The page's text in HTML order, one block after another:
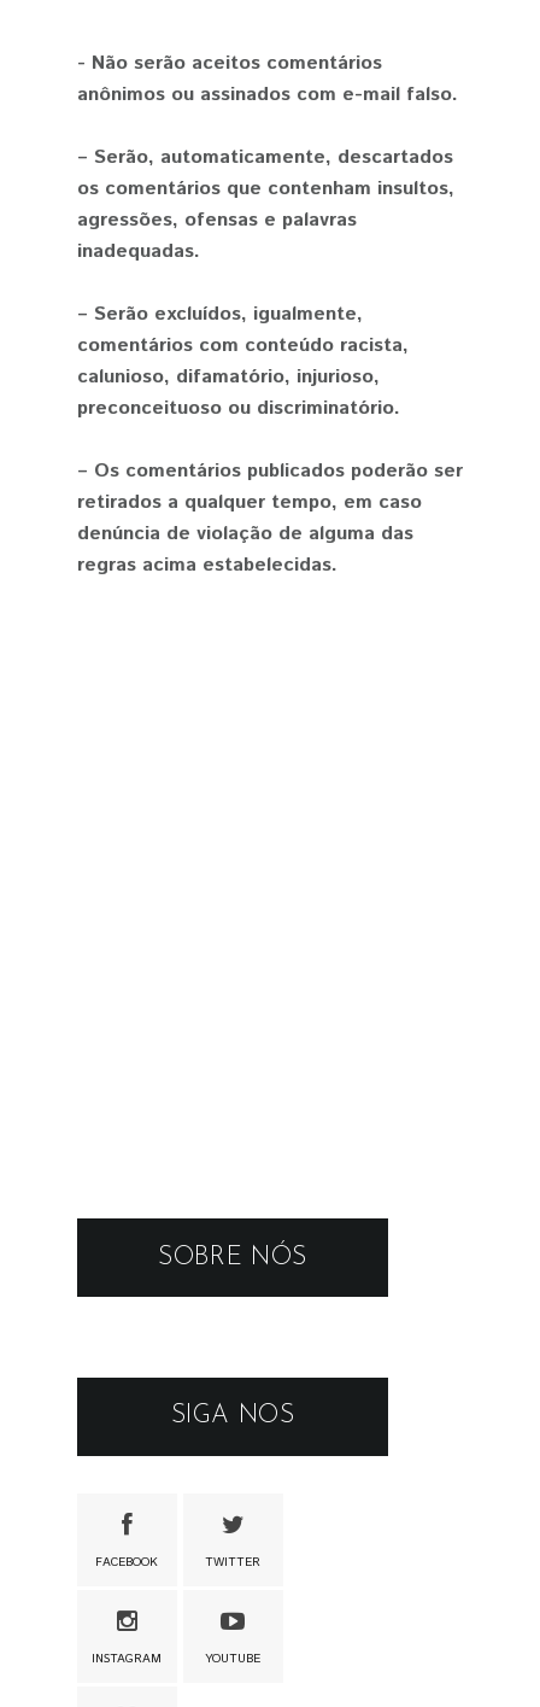
- Não serão aceitos comentários
anônimos ou assinados com e-mail falso.
– Serão, automaticamente, descartados
os comentários que contenham insultos,
agressões, ofensas e palavras
inadequadas.
– Serão excluídos, igualmente,
comentários com conteúdo racista,
calunioso, difamatório, injurioso,
preconceituoso ou discriminatório.
– Os comentários publicados poderão ser
retirados a qualquer tempo, em caso
denúncia de violação de alguma das
regras acima estabelecidas.
SOBRE NÓS
SIGA NOS
FACEBOOK TWITTER
INSTAGRAM YOUTUBE